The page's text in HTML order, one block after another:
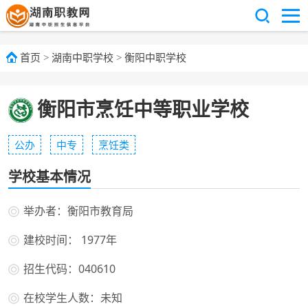
首页 > 湖南中职学校 > 衡阳中职学校
衡阳市烹饪中等职业学校
公办 中专 烹饪类
学校基本情况
举办者：衡阳市教育局
建校时间： 1977年
招生代码：040610
在校学生人数：未知